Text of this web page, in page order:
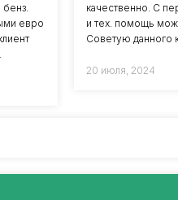
бенз.
евро
качественно. С
и тех. помощь
Советую данного
20 июля, 2024